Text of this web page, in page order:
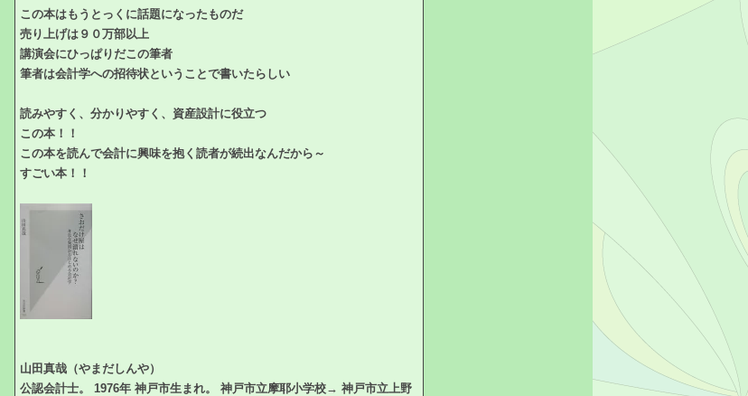
この本はもうとっくに話題になったものだ
売り上げは９０万部以上
講演会にひっぱりだこの筆者
筆者は会計学への招待状ということで書いたらしい
読みやすく、分かりやすく、資産設計に役立つ
この本！！
この本を読んで会計に興味を抱く読者が続出なんだから～
すごい本！！
山田真哉（やまだしんや）
公認会計士。 1976年 神戸市生まれ。 神戸市立摩耶小学校→ 神戸市立上野